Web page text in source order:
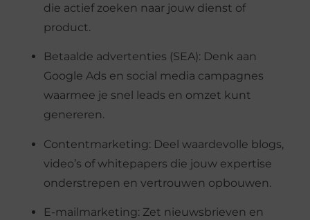
die actief zoeken naar jouw dienst of
product.
Betaalde advertenties (SEA): Denk aan
Google Ads en social media campagnes
waarmee je snel leads en omzet kunt
genereren.
Contentmarketing: Deel waardevolle blogs,
video’s of whitepapers die jouw expertise
onderstrepen en vertrouwen opbouwen.
E-mailmarketing: Zet nieuwsbrieven en